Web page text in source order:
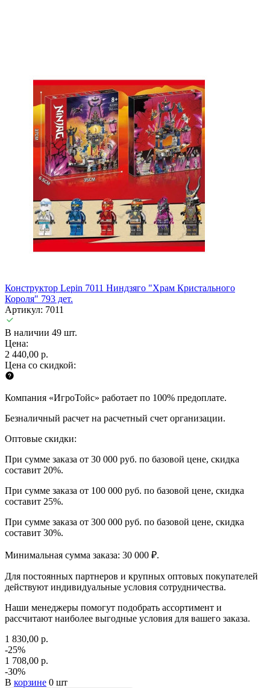
Конструктор Lepin 7011 Ниндзяго "Храм Кристального
Короля" 793 дет.
Артикул: 7011
В наличии 49 шт.
Цена:
2 440,00 р.
Цена со скидкой:
Компания «ИгроТойс» работает по 100% предоплате.
Безналичный расчет на расчетный счет организации.
Оптовые скидки:
При сумме заказа от 30 000 руб. по базовой цене, скидка
составит 20%.
При сумме заказа от 100 000 руб. по базовой цене, скидка
составит 25%.
При сумме заказа от 300 000 руб. по базовой цене, скидка
составит 30%.
Минимальная сумма заказа: 30 000 ₽.
Для постоянных партнеров и крупных оптовых покупателей
действуют индивидуальные условия сотрудничества.
Наши менеджеры помогут подобрать ассортимент и
рассчитают наиболее выгодные условия для вашего заказа.
1 830,00 р.
-25%
1 708,00 р.
-30%
В корзине 0 шт